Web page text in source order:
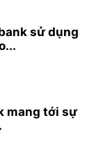
sử dụng
mang tới sự